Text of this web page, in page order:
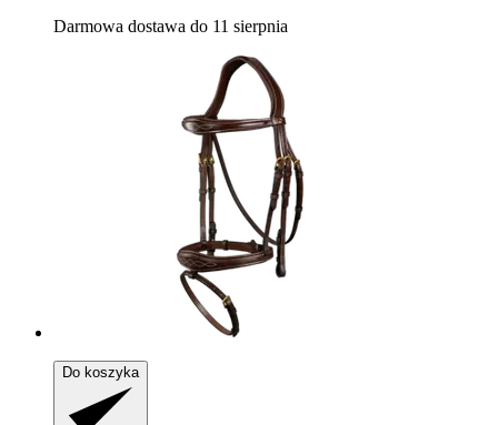
Darmowa dostawa do 11 sierpnia
Do koszyka